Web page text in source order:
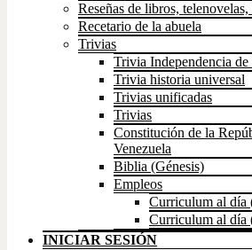
Reseñas de libros,
Recetario de la abuela
Trivias
Trivia Independencia de
Trivia historia universal
Trivias unificadas
Trivias
Constitución de la
Venezuela
Biblia (Génesis)
Empleos
Curriculum al día
Curriculum al día
INICIAR SESIÓN